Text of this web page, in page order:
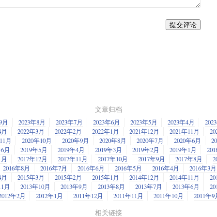
提交评论
文章归档
月 2023年8月 2023年7月 2023年6月 2023年5月 2023年4月
2022年3月 2022年2月 2022年1月 2021年12月 2021年11月
月
2020年10月 2020年9月 2020年8月 2020年7月 2020年6月
月
2019年5月 2019年4月 2019年3月 2019年2月 2019年1月
2017年12月 2017年11月 2017年10月 2017年9月 2017年8月
2016年8月
2016年7月 2016年6月 2016年5月 2016年4月
2016年3月
2015年3月 2015年2月 2015年1月 2014年12月 2014年11月
月
2013年10月 2013年9月 2013年8月 2013年7月 2013年6月
年2月
2012年1月 2011年12月 2011年11月 2011年10月 2011年9
相关链接